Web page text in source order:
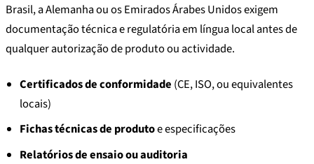
Brasil, a Alemanha ou os Emirados Árabes Unidos exigem
documentação técnica e regulatória em língua local antes de
qualquer autorização de produto ou actividade.
Certificados de conformidade (CE, ISO, ou equivalentes
locais)
Fichas técnicas de produtoe especificações
Relatórios de ensaio ou auditoria